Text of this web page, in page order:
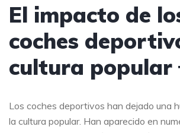
El impacto de
coches
cultura popular
Los coches deportivos han dejado una
la cultura popular. Han aparecido en